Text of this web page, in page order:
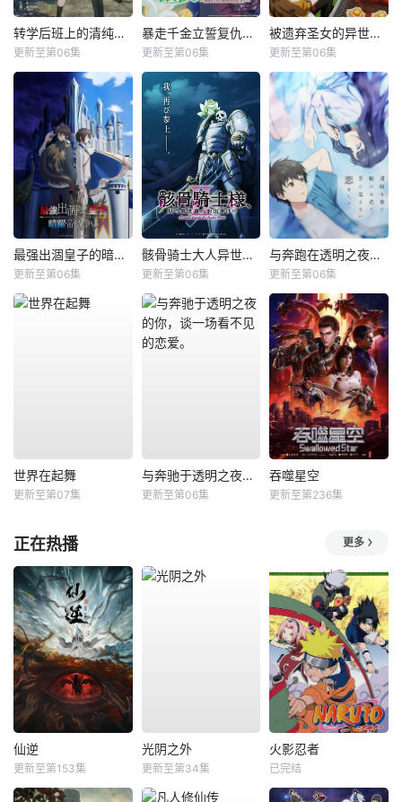
转学后班上的清纯可爱美少女，竟是小时候玩在一起的哥儿们
更新至第06集
暴走千金立誓复仇。～用魔导书之力碾碎祖国～
更新至第06集
被遗弃圣女的异世界美食之旅用隐藏技能召唤了露营车
更新至第06集
最强出涸皇子的暗跃帝位争夺
更新至第06集
骸骨骑士大人异世界冒险中Ⅱ
更新至第06集
与奔跑在透明之夜的你，谈一场看不见的恋爱
更新至第06集
世界在起舞
更新至第07集
与奔驰于透明之夜的你，谈一场看不见的恋爱。
更新至第06集
吞噬星空
更新至第236集
正在热播 更多
仙逆
更新至第153集
光阴之外
更新至第34集
火影忍者
已完结